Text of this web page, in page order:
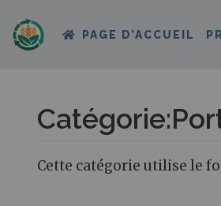
PAGE D’ACCUEIL
Catégorie:
Aller à :navigation,
Cette catégorie utilise le